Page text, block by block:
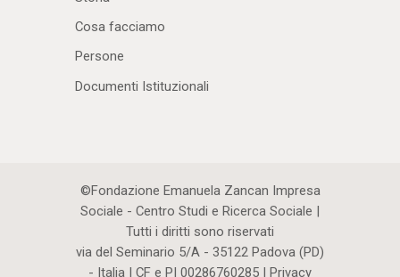
Cosa facciamo
Persone
Documenti Istituzionali
©Fondazione Emanuela Zancan Impresa
Sociale - Centro Studi e Ricerca Sociale |
Tutti i diritti sono riservati
via del Seminario 5/A - 35122 Padova (PD)
- Italia | CF e PI 00286760285 | Privacy